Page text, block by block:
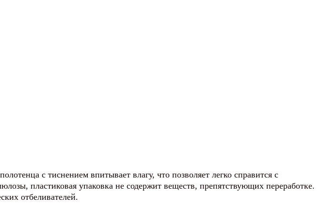
с тиснением впитывает влагу, что позволяет легко справится с
пластиковая упаковка не содержит веществ, препятствующих переработке.
отбеливателей.